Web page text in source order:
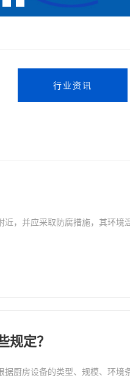
行业资讯
近，并应采取防腐措施，其环
规定？
厨房设备的类型、规模、环